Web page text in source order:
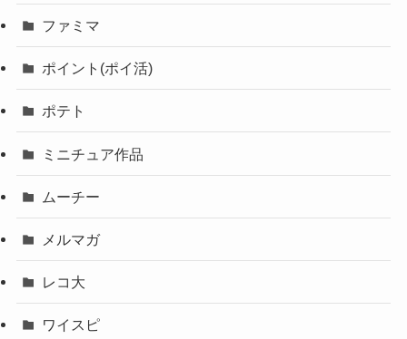
ファミマ
ポイント(ポイ活)
ポテト
ミニチュア作品
ムーチー
メルマガ
レコ大
ワイスピ